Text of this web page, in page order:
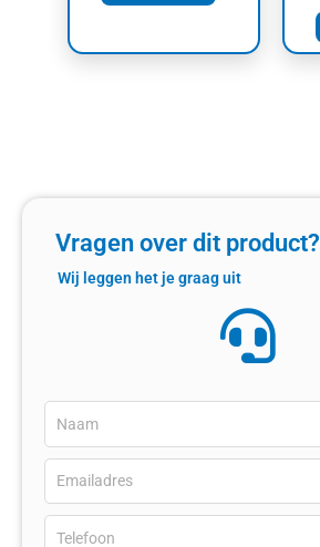
Vragen over dit product?
Wij leggen het je graag uit